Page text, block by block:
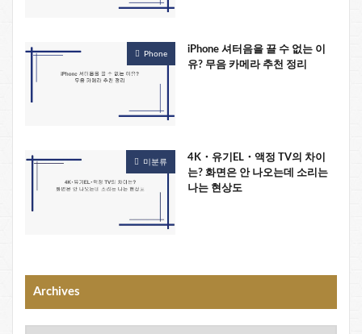
Phone
iPhone 셔터음을 끌 수 없는 이
유? 무음 카메라 추천 정리
미분류
4K・유기EL・액정 TV의 차이
는? 화면은 안 나오는데 소리는
나는 현상도
Archives